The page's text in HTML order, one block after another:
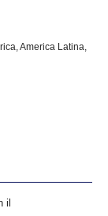
America Latina,
il